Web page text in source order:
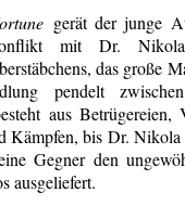
gerät der junge
mit Dr.
das große
pendelt
aus Be­trügereien,
Kämpfen, bis Dr.
Gegner den
ausgeliefert.